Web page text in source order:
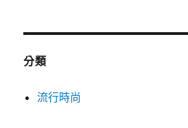
分類
流行時尚